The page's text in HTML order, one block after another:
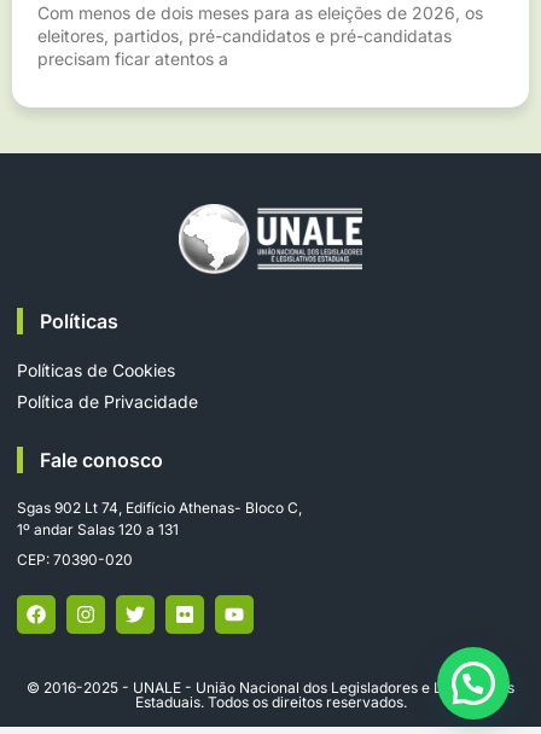
Com menos de dois meses para as eleições de 2026, os
eleitores, partidos, pré-candidatos e pré-candidatas
precisam ficar atentos a
Políticas
Políticas de Cookies
Política de Privacidade
Fale conosco
Sgas 902 Lt 74, Edifício Athenas- Bloco C,
1º andar Salas 120 a 131
CEP: 70390-020
© 2016-2025 - UNALE - União Nacional dos Legisladores e Legislativos
Estaduais. Todos os direitos reservados.